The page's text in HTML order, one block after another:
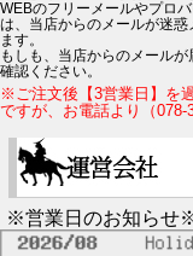
WEBのフリーメールやプロ
は、当店からのメールが迷
ます。
もしも、当店からのメール
確認ください。
※ご注文後【3営業日】を
ですが、お電話より（078-
※営業日のお知らせ